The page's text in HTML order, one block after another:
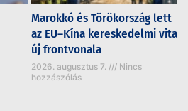
Marokkó és Törökország lett
az EU–Kína kereskedelmi vita
új frontvonala
2026. augusztus 7.
Nincs
hozzászólás